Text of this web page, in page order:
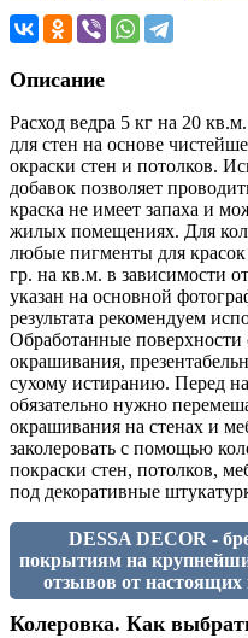
Описание
Расход ведра 5 кг на 20
для стен на основе
окраски стен и потолков.
добавок позволяет
краска не имеет запаха и
жилых помещениях. Для
любые пигменты для красок
гр. на кв.м. в зависимости
указан на основной
результата рекомендуем
Обработанные
окрашивания,
сухому истиранию. Перед
обязательно нужно
окрашивания на стенах и
заколеровать с помощью
покраски стен, потолков,
под декоративные
DESSA DECOR -
покрытиям на
отзывов от
Колеровка. Как